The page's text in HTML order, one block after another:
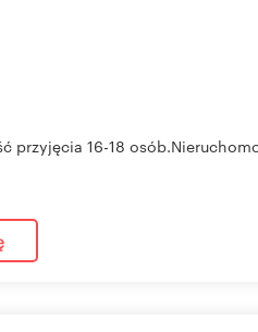
przyjęcia 16-18